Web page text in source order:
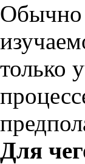
Обычно
только
Для